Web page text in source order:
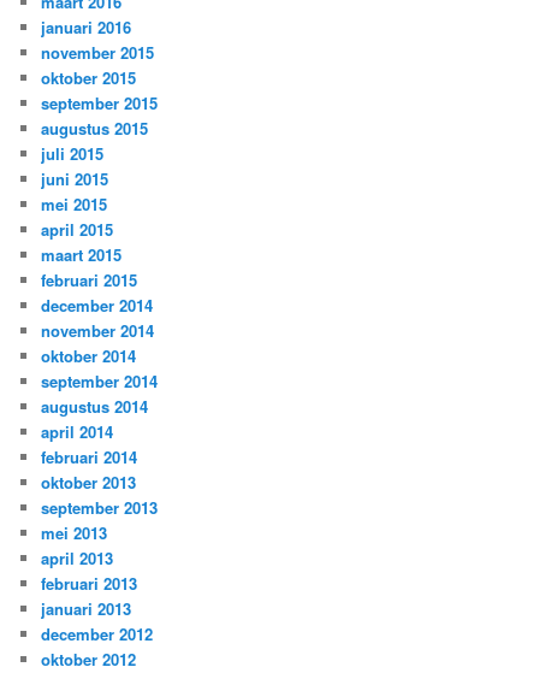
januari 2016
november 2015
oktober 2015
september 2015
augustus 2015
juli 2015
juni 2015
mei 2015
april 2015
maart 2015
februari 2015
december 2014
november 2014
oktober 2014
september 2014
augustus 2014
april 2014
februari 2014
oktober 2013
september 2013
mei 2013
april 2013
februari 2013
januari 2013
december 2012
oktober 2012